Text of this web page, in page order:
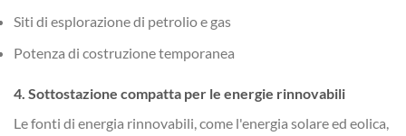
Siti di esplorazione di petrolio e gas
Potenza di costruzione temporanea
4. Sottostazione compatta per le energie rinnovabili
Le fonti di energia rinnovabili, come l'energia solare ed eolica,